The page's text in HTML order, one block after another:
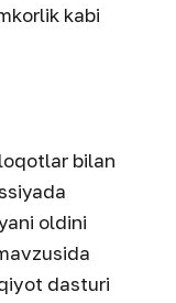
kabi
bilan
oldini
dasturi